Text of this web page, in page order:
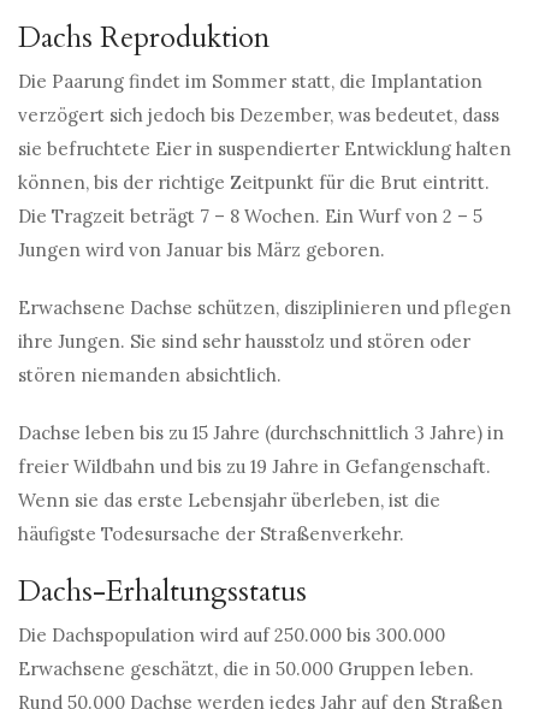
Dachs Reproduktion
Die Paarung findet im Sommer statt, die Implantation
verzögert sich jedoch bis Dezember, was bedeutet, dass
sie befruchtete Eier in suspendierter Entwicklung halten
können, bis der richtige Zeitpunkt für die Brut eintritt.
Die Tragzeit beträgt 7 – 8 Wochen. Ein Wurf von 2 – 5
Jungen wird von Januar bis März geboren.
Erwachsene Dachse schützen, disziplinieren und pflegen
ihre Jungen. Sie sind sehr hausstolz und stören oder
stören niemanden absichtlich.
Dachse leben bis zu 15 Jahre (durchschnittlich 3 Jahre) in
freier Wildbahn und bis zu 19 Jahre in Gefangenschaft.
Wenn sie das erste Lebensjahr überleben, ist die
häufigste Todesursache der Straßenverkehr.
Dachs-Erhaltungsstatus
Die Dachspopulation wird auf 250.000 bis 300.000
Erwachsene geschätzt, die in 50.000 Gruppen leben.
Rund 50.000 Dachse werden jedes Jahr auf den Straßen